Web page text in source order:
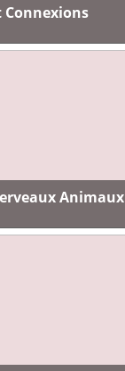
Connexions
Animaux